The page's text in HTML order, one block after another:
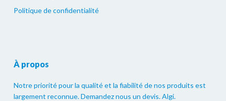
Politique de confidentialité
À propos
Notre priorité pour la qualité et la fiabilité de nos produits est
largement reconnue. Demandez nous un devis. Algi.